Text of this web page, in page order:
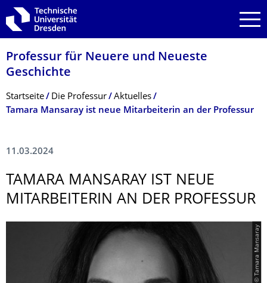
Zur Hauptnavigation springen
Zur Suche springen
Zum Inhalt springen
Professur für Neuere und Neueste
Geschichte
Breadcrumb-Menü
Startseite Die Professur
Aktuelles
Tamara Mansaray ist neue Mitarbeiterin an der Professur
11.03.2024
TAMARA MANSARAY IST NEUE
MITARBEITERIN AN DER PROFESSUR
© Tamara Mansaray